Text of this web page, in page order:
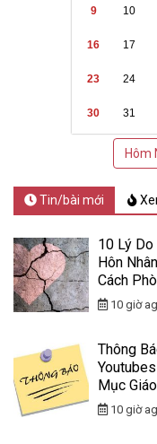
9 10
16 17
23 24
30 31
Hôm
Tin/bài mới
10 Lý Do
Hôn
Cách
10 giờ
Thông
Mục
10 giờ